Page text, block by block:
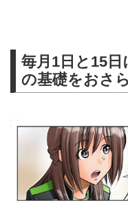
毎月1日と15日
の基礎をおさ